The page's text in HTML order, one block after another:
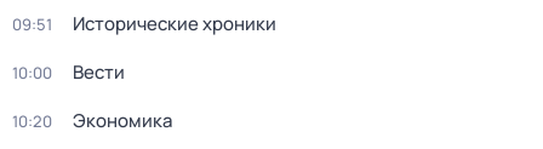
09:51 Исторические хроники
10:00 Вести
10:20 Экономика